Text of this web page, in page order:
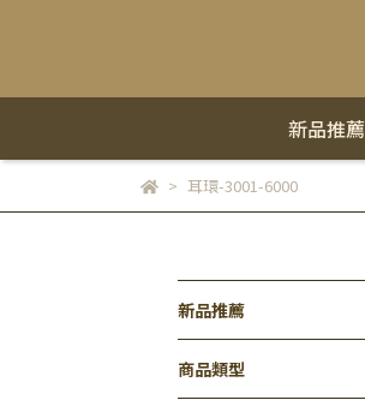
新品推薦
耳環-3001-6000
新品推薦
商品類型